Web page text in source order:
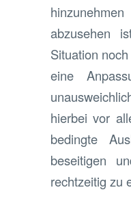
abzusehen
Situation
eine
hierbei vor
bedingte
beseitigen
rechtzeitig zu